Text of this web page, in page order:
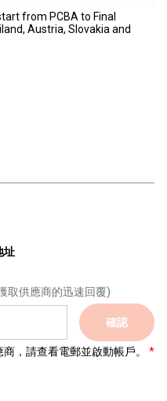
from PCBA to Final
Austria, Slovakia and
址
取供應商的迅速回覆)
確認
，請查看電郵並啟動帳戶。